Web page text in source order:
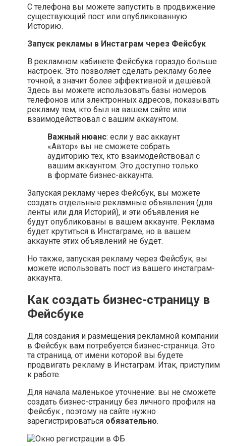
С телефона вы можете запустить в продвижение
существующий пост или опубликованную
Историю.
Запуск рекламы в Инстаграм через Фейсбук
В рекламном кабинете Фейсбука гораздо больше
настроек. Это позволяет сделать рекламу более
точной, а значит более эффективной и дешёвой.
Здесь вы можете использовать базы номеров
телефонов или электронных адресов, показывать
рекламу тем, кто был на вашем сайте или
взаимодействовал с вашим аккаунтом.
Важный нюанс: если у вас аккаунт
«Автор» вы не сможете собрать
аудиторию тех, кто взаимодействовал с
вашим аккаунтом. Это доступно только
в формате бизнес-аккаунта.
Запуская рекламу через Фейсбук, вы можете
создать отдельные рекламные объявления (для
ленты или для Историй), и эти объявления не
будут опубликованы в вашем аккаунте. Реклама
будет крутиться в Инстаграме, но в вашем
аккаунте этих объявлений не будет.
Но также, запуская рекламу через Фейсбук, вы
можете использовать пост из вашего инстаграм-
аккаунта.
Как создать бизнес-страницу в
Фейсбуке
Для создания и размещения рекламной компании
в Фейсбук вам потребуется бизнес-страница. Это
та страница, от имени которой вы будете
продвигать рекламу в Инстаграм. Итак, приступим
к работе.
Для начала маленькое уточнение: вы не сможете
создать бизнес-страницу без личного профиля на
Фейсбук , поэтому на сайте нужно
зарегистрироваться обязательно.